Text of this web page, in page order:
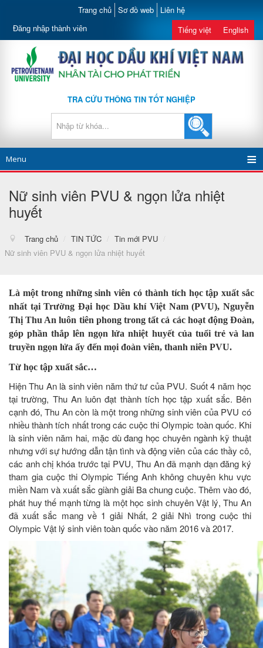
Trang chủ Sơ đồ web Liên hệ
Đăng nhập thành viên Tiếng việt English
TRA CỨU THÔNG TIN TỐT NGHIỆP
Menu
Nữ sinh viên PVU & ngọn lửa nhiệt
huyết
Trang chủ / TIN TỨC / Tin mới PVU
/
Nữ sinh viên PVU & ngọn lửa nhiệt huyết
Là một trong những sinh viên có thành tích học tập xuất sắc
nhất tại Trường Đại học Dầu khí Việt Nam (PVU), Nguyễn
Thị Thu An luôn tiên phong trong tất cả các hoạt động Đoàn,
góp phần thắp lên ngọn lửa nhiệt huyết của tuổi trẻ và lan
truyền ngọn lửa ấy đến mọi đoàn viên, thanh niên PVU.
Từ học tập xuất sắc…
Hiện Thu An là sinh viên năm thứ tư của PVU. Suốt 4 năm học
tại trường, Thu An luôn đạt thành tích học tập xuất sắc. Bên
cạnh đó, Thu An còn là một trong những sinh viên của PVU có
nhiều thành tích nhất trong các cuộc thi Olympic toàn quốc. Khi
là sinh viên năm hai, mặc dù đang học chuyên ngành kỹ thuật
nhưng với sự hướng dẫn tận tình và động viên của các thầy cô,
các anh chị khóa trước tại PVU, Thu An đã mạnh dạn đăng ký
tham gia cuộc thi Olympic Tiếng Anh không chuyên khu vực
miền Nam và xuất sắc giành giải Ba chung cuộc. Thêm vào đó,
phát huy thế mạnh từng là một học sinh chuyên Vật lý, Thu An
đã xuất sắc mang về 1 giải Nhất, 2 giải Nhì trong cuộc thi
Olympic Vật lý sinh viên toàn quốc vào năm 2016 và 2017.